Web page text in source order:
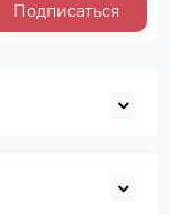
Подписаться